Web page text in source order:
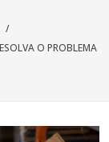
/
O PROBLEMA